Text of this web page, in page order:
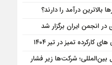
بالاترین درآمد را دارند؟
انجمن ایران برگزار شد
تمیز در تیر ۱۴۰۴
شرکت‌ها زیر فشار